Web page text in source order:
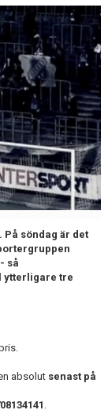
söndag är det
så
ytterligare tre
absolut senast på